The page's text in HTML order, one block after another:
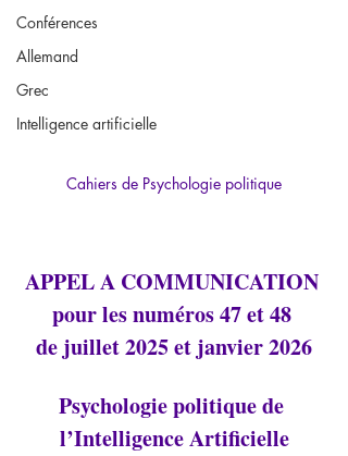
Conférences
Allemand
Grec
Intelligence artificielle
Cahiers de Psychologie politique
APPEL A COMMUNICATION
pour les numéros 47 et 48
de juillet 2025 et janvier 2026
Psychologie politique de
l’Intelligence Artificielle